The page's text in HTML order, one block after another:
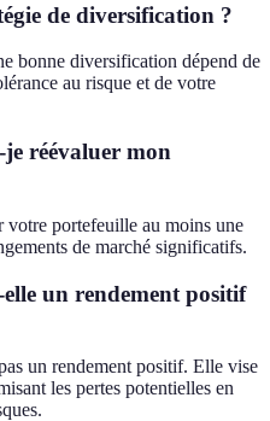
de diversification ?
bonne diversification dépend de
au risque et de votre
réévaluer mon
votre portefeuille au moins une
de marché significatifs.
un rendement positif
un rendement positif. Elle vise
les pertes potentielles en